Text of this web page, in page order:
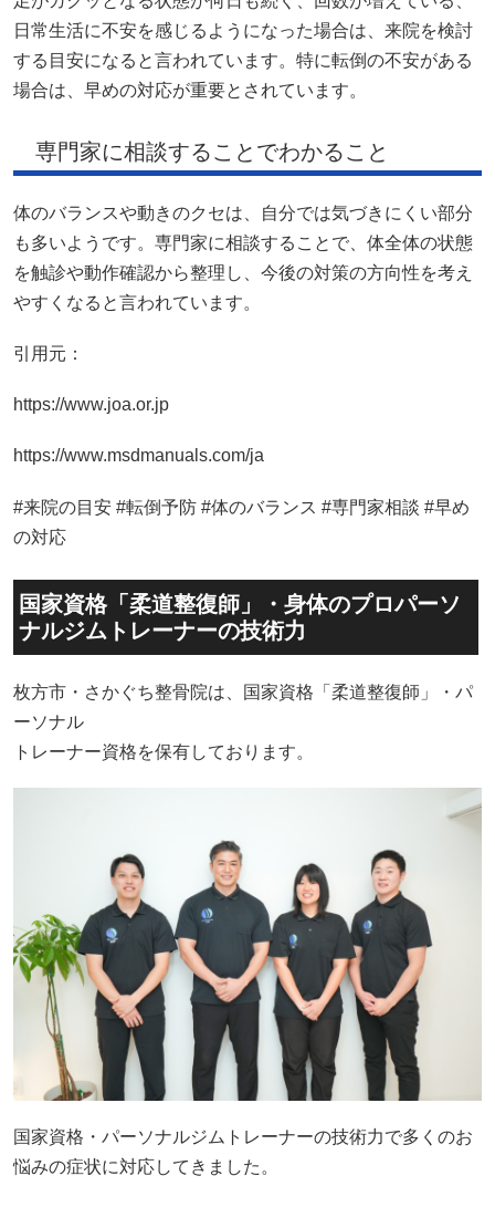
日常生活に不安を感じるようになった場合は、来院を検討
する目安になると言われています。特に転倒の不安がある
場合は、早めの対応が重要とされています。
専門家に相談することでわかること
体のバランスや動きのクセは、自分では気づきにくい部分
も多いようです。専門家に相談することで、体全体の状態
を触診や動作確認から整理し、今後の対策の方向性を考え
やすくなると言われています。
引用元：
https://www.joa.or.jp
https://www.msdmanuals.com/ja
#来院の目安 #転倒予防 #体のバランス #専門家相談 #早め
の対応
国家資格「柔道整復師」・身体のプロパーソ
ナルジムトレーナーの技術力
枚方市・さかぐち整骨院は、国家資格「柔道整復師」・パ
ーソナル
トレーナー資格を保有しております。
国家資格・パーソナルジムトレーナーの技術力で多くのお
悩みの症状に対応してきました。